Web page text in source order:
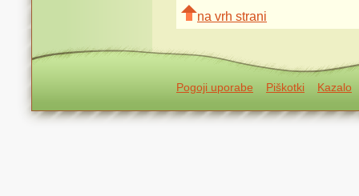
na vrh strani
Pogoji uporabe Piškotki Kazalo